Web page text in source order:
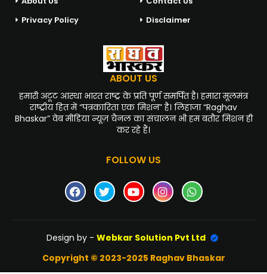
Privacy Policy
Disclaimer
ABOUT US
हमारी अटूट आस्था भारत राष्ट्र के प्रति पूर्ण समर्पित है। हमारा मूलमंत्र
राष्ट्रीय हित में “पत्रकारिता एक मिशन” है। लिहाजा “Raghav
Bhaskar” वेब मीडिया न्यूज़ चैनल का संचालन भी हम बतौर मिशन ही
कर रहे हैं।
FOLLOW US
Design by - Webkar Solution Pvt Ltd
Copyright © 2023-2025 Raghav Bhaskar